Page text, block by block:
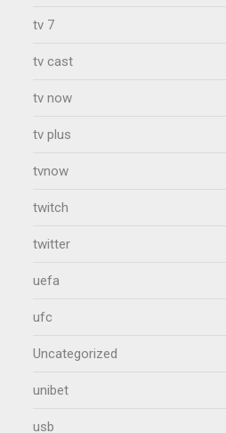
tv 7
tv cast
tv now
tv plus
tvnow
twitch
twitter
uefa
ufc
Uncategorized
unibet
usb